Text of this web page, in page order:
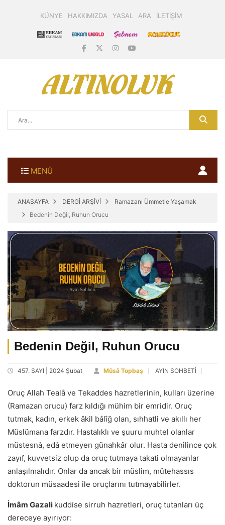
KÜNYE HAKKIMIZDA YASAL ARA İLETİŞİM
MENÜ
ANASAYFA DERGİ ARŞİVİ
Ramazanı Ümmetle Yaşamak
Bedenin Değil, Ruhun Orucu
Bedenin Değil, Ruhun Orucu
457. SAYI | 2024 Şubat Mûsâ Topbaş AYIN SOHBETİ
Oruç Allah Tealâ ve Tekaddes hazretlerinin, kulları üzerine
(Ramazan orucu) farz kıldığı mühim bir emridir. Oruç
tutmak, kadın, erkek âkil bâlîğ olan, sıhhatli ve akıllı her
Müslümana farzdır. Hastalıklı ve şuuru muhtel olanlar
müstesnâ, edâ etmeyen günahkâr olur. Hasta denilince çok
zayıf, kuvvetsiz olup da oruç tutmaya takati olmayanlar
anlaşılmalıdır. Onlar da ancak bir müslim, mütehassıs
doktorun müsaadesi ile oruçlarını tutmayabilirler.
İmâm Gazali kuddise sirruh hazretleri, oruç tutanları üç
dereceye ayırıyor: